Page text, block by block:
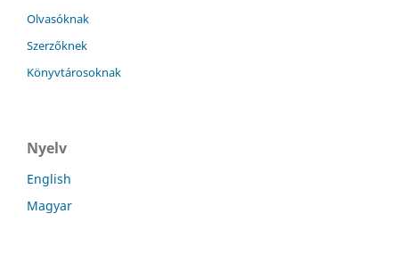
Olvasóknak
Szerzőknek
Könyvtárosoknak
Nyelv
English
Magyar